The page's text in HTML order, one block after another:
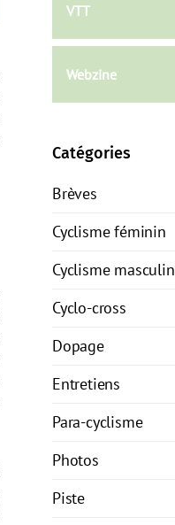
VTT
Webzine
Catégories
Brèves
Cyclisme féminin
Cyclisme masculin
Cyclo-cross
Dopage
Entretiens
Para-cyclisme
Photos
Piste